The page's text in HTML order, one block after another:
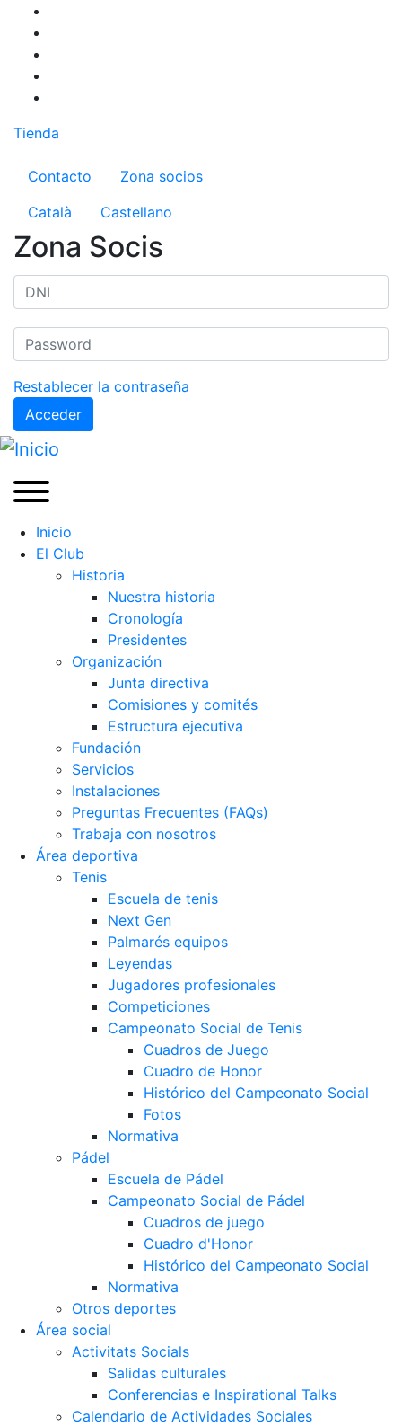
Pasar
contenido
principal
Tienda
Menú del compte d'usuari
Contacto
Zona socios
Català
Castellano
Zona Socis
Restablecer la contraseña
Acceder
Inicio
El Club
Historia
Nuestra historia
Cronología
Presidentes
Organización
Junta directiva
Comisiones y comités
Estructura ejecutiva
Fundación
Servicios
Instalaciones
Preguntas Frecuentes (FAQs)
Trabaja con nosotros
Área deportiva
Tenis
Escuela de tenis
Next Gen
Palmarés equipos
Leyendas
Jugadores profesionales
Competiciones
Campeonato Social de Tenis
Cuadros de Juego
Cuadro de Honor
Histórico del Campeonato Social
Fotos
Normativa
Pádel
Escuela de Pádel
Campeonato Social de Pádel
Cuadros de juego
Cuadro d'Honor
Histórico del Campeonato Social
Normativa
Otros deportes
Área social
Activitats Socials
Salidas culturales
Conferencias e Inspirational Talks
Calendario de Actividades Sociales